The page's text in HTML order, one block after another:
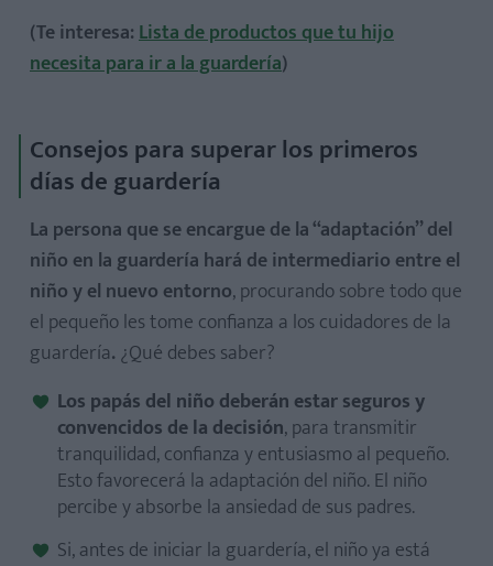
(Te interesa:Lista de productos que tu hijo
necesita para ir a la guardería)
Consejos para superar los primeros
días de guardería
La persona que se encargue de la “adaptación” del
niño en la guardería hará de intermediario entre el
niño y el nuevo entorno, procurando sobre todo que
el pequeño les tome confianza a los cuidadores de la
guardería. ¿Qué debes saber?
Los papás del niño deberán estar seguros y
convencidos de la decisión, para transmitir
tranquilidad, confianza y entusiasmo al pequeño.
Esto favorecerá la adaptación del niño. El niño
percibe y absorbe la ansiedad de sus padres.
Si, antes de iniciar la guardería, el niño ya está